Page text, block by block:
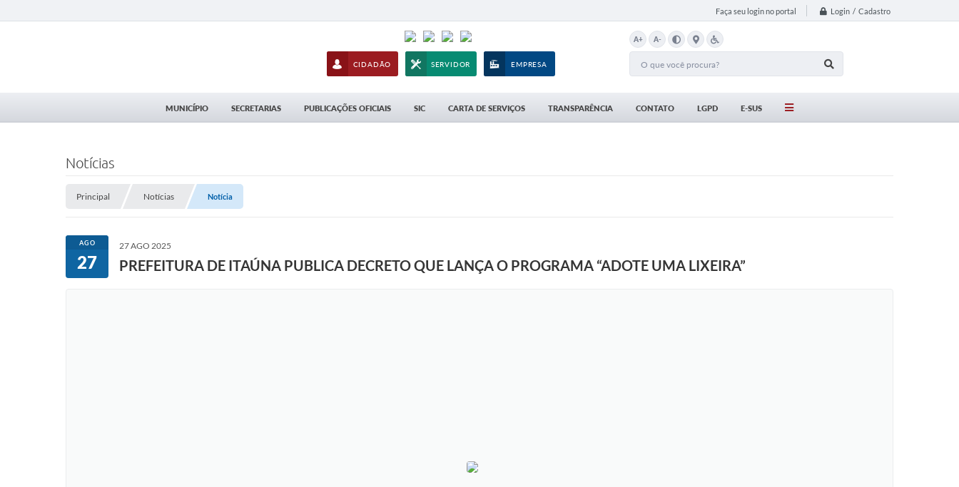
Faça seu login no portal Login / Cadastro
CIDADÃO SERVIDOR EMPRESA
A+ A-
MUNICÍPIO SECRETARIAS PUBLICAÇÕES OFICIAIS SIC CARTA DE SERVIÇOS TRANSPARÊNCIA CONTATO LGPD E-SUS
Notícias
Principal Notícias Notícia
AGO
27
27 AGO 2025
PREFEITURA DE ITAÚNA PUBLICA DECRETO QUE LANÇA O PROGRAMA “ADOTE UMA LIXEIRA”